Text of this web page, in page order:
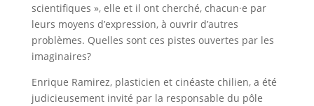
scientifiques », elle et il ont cherché, chacun·e par
leurs moyens d’expression, à ouvrir d’autres
problèmes. Quelles sont ces pistes ouvertes par les
imaginaires?
Enrique Ramirez, plasticien et cinéaste chilien, a été
judicieusement invité par la responsable du pôle